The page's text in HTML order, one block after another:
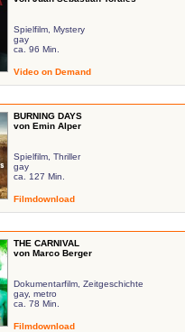
Spielfilm, Mystery
gay
ca. 96 Min.
Video on Demand
BURNING DAYS
von Emin Alper
Spielfilm, Thriller
gay
ca. 127 Min.
Filmdownload
THE CARNIVAL
von Marco Berger
Dokumentarfilm, Zeitgeschichte
gay, metro
ca. 78 Min.
Filmdownload